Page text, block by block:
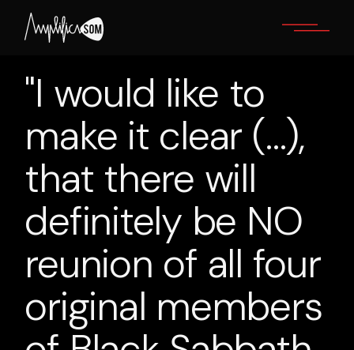
content
"I would like to
make it clear (…),
that there will
definitely be NO
reunion of all four
original members